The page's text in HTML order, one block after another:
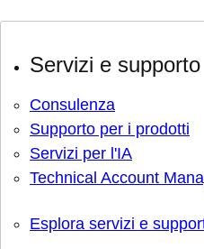
Servizi e supporto
Consulenza
Supporto per i prodotti
Servizi per l'IA
Technical Account
Esplora servizi e